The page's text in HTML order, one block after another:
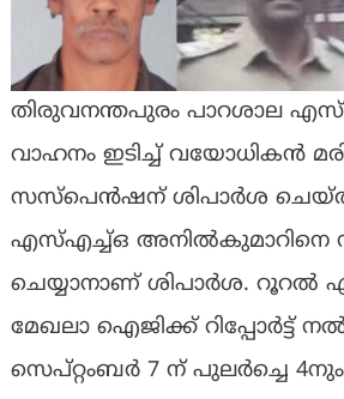
തിരുവനന്തപുരം പാറശാല
വാഹനം ഇടിച്ച് വയോധികന്‍
സസ്‌പെന്‍ഷന് ശിപാര്‍ശ
എസ്എച്ച്ഒ
ചെയ്യാനാണ് ശിപാര്‍ശ. റൂറല്‍
മേഖലാ ഐജിക്ക് റിപ്പോര്‍ട്ട്
സെപ്റ്റംബര്‍ 7 ന് പുലര്‍ച്ചെ